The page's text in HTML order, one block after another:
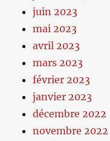
juin 2023
mai 2023
avril 2023
mars 2023
février 2023
janvier 2023
décembre 2022
novembre 2022